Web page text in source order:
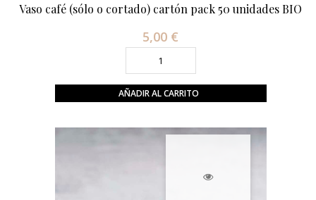
Vaso café (sólo o cortado) cartón pack 50 unidades BIO
5,00 €
AÑADIR AL CARRITO